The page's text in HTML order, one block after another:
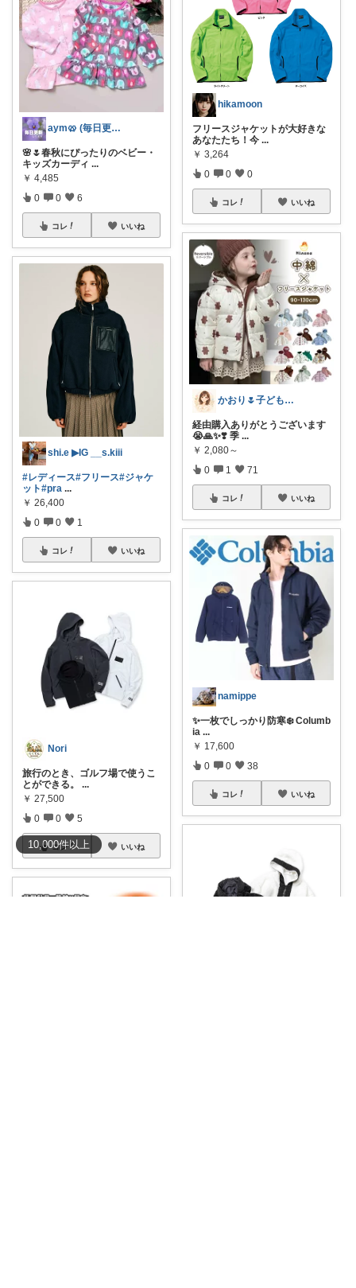
10,000件以上
aym🥨 (毎日更新してます🙌)
🌸🌷春秋にぴったりのベビー・
キッズカーディ ...
￥ 4,485
0 0 6
コレ いいね
shi.e ▶︎IG __s.kiii
#レディース#フリース#ジャケ
ット#pra ...
￥ 26,400
0 0 1
コレ いいね
Nori
旅行のとき、ゴルフ場で使うこ
とができる。 ...
￥ 27,500
0 0 5
コレ いいね
hikamoon
フリースジャケットが大好きな
あなたたち！今 ...
￥ 3,264
0 0 0
コレ いいね
かおり🌷子ども＊遊び＊植物＊暮らし
経由購入ありがとうございます
😭🙏✨❣️ 季 ...
￥ 2,080～
0 1 71
コレ いいね
namippe
✨一枚でしっかり防寒❄️ Columb
ia ...
￥ 17,600
0 0 38
コレ いいね